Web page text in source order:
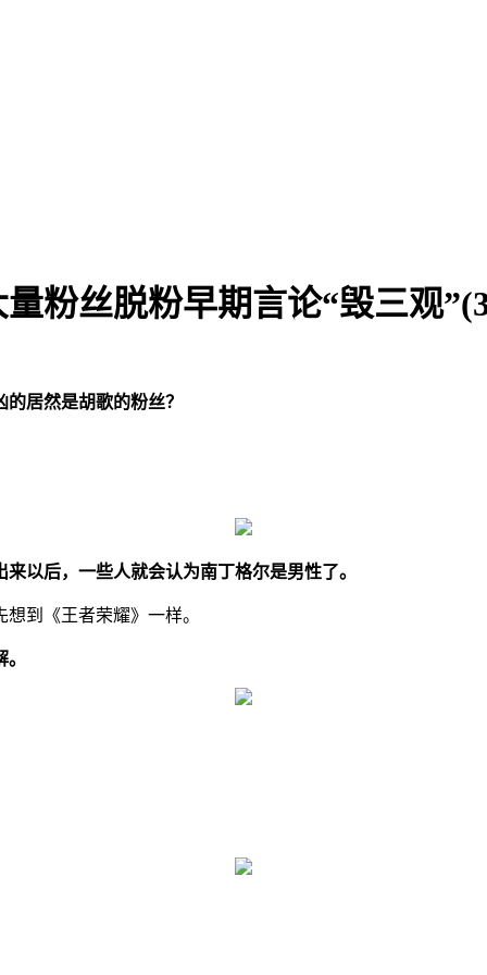
粉丝脱粉早期言论“毁三观
居然是胡歌的粉丝？
以后，一些人就会认为南丁格尔是男性了。
到《王者荣耀》一样。